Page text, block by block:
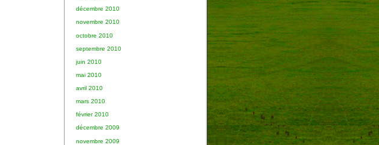
décembre 2010
novembre 2010
octobre 2010
septembre 2010
juin 2010
mai 2010
avril 2010
mars 2010
février 2010
décembre 2009
novembre 2009